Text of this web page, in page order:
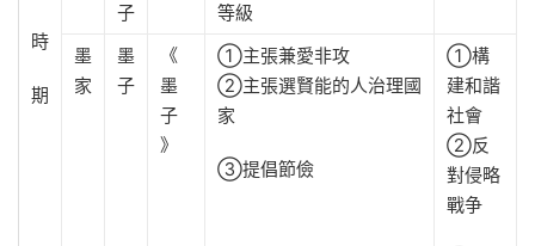
時
期
子
等級
墨
家
墨
子
《
墨
子
》
①主張兼愛非攻
②主張選賢能的人治理國
家
③提倡節儉
①構
建和諧
社會
②反
對侵略
戰争